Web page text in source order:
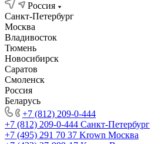
Россия
Санкт-Петербург
Москва
Владивосток
Тюмень
Новосибирск
Саратов
Смоленск
Россия
Беларусь
+7 (812) 209-0-444
+7 (812) 209-0-444 Санкт-Петербург
+7 (495) 291 70 37 Krown Москва